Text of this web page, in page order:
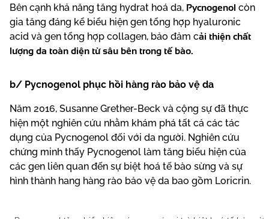
Bên cạnh khả năng tăng hydrat hoá da, Pycnogenol còn
gia tăng đáng kể biểu hiện gen tổng hợp hyaluronic
acid và gen tổng hợp collagen, bảo đảm cải thiện chất
lượng da toàn diện từ sâu bên trong tế bào.
b/ Pycnogenol phục hồi hàng rào bảo vệ da
Năm 2016, Susanne Grether-Beck và cộng sự đã thực
hiện một nghiên cứu nhằm khám phá tất cả các tác
dụng của Pycnogenol đối với da người. Nghiên cứu
chứng minh thấy Pycnogenol làm tăng biểu hiện của
các gen liên quan đến sự biệt hoá tế bào sừng và sự
hình thành hang hàng rào bảo vệ da bao gồm Loricrin.